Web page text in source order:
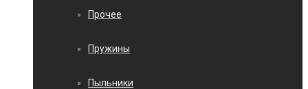
Прочее
Пружины
Пыльники